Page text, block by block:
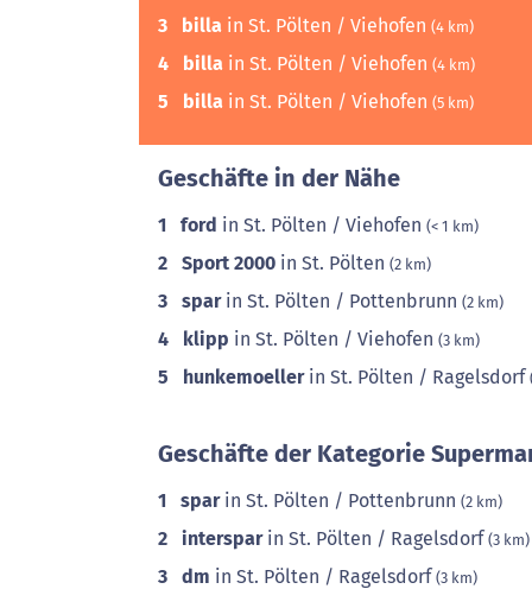
3 billa in St. Pölten / Viehofen (4 km)
4 billa in St. Pölten / Viehofen (4 km)
5 billa in St. Pölten / Viehofen (5 km)
Geschäfte in der Nähe
1 ford in St. Pölten / Viehofen (< 1 km)
2 Sport 2000 in St. Pölten (2 km)
3 sparin St. Pölten / Pottenbrunn (2 km)
4 klipp in St. Pölten / Viehofen (3 km)
5 hunkemoellerin St. Pölten / Ragelsdorf
Geschäfte der Kategorie
1 sparin St. Pölten / Pottenbrunn (2 km)
2 intersparin St. Pölten / Ragelsdorf(3 km)
3 dm in St. Pölten / Ragelsdorf(3 km)